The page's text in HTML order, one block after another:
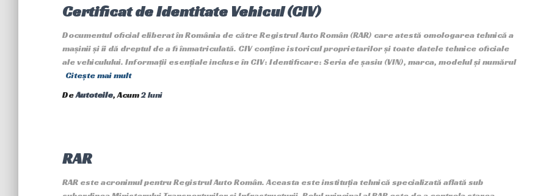
Certificat de Identitate Vehicul (CIV)
Documentul oficial eliberat în România de către Registrul Auto Român (RAR) care atestă omologarea tehnică a
mașinii și îi dă dreptul de a fi înmatriculată. CIV conține istoricul proprietarilor și toate datele tehnice oficiale
ale vehiculului. Informații esențiale incluse în CIV: Identificare: Seria de șasiu (VIN), marca, modelul și numărul
Citește mai mult
DeAutoteile, Acum2 luni
RAR
RAR este acronimul pentru Registrul Auto Român. Aceasta este instituția tehnică specializată aflată sub